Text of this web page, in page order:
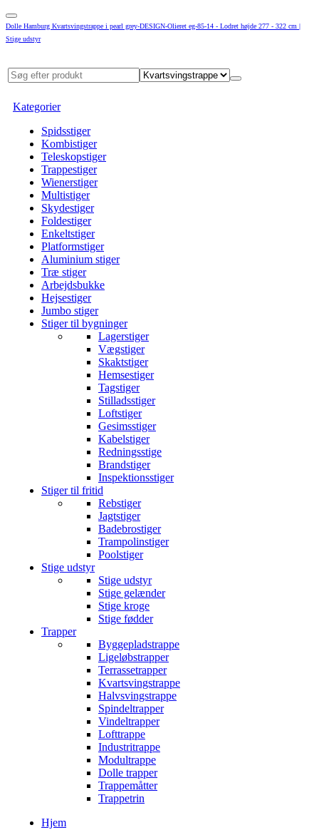
Dolle Hamburg Kvartsvingstrappe i pearl grey-DESIGN-Olieret eg-85-14 - Lodret højde 277 - 322 cm |
Stige udstyr
Kategorier
Spidsstiger
Kombistiger
Teleskopstiger
Trappestiger
Wienerstiger
Multistiger
Skydestiger
Foldestiger
Enkeltstiger
Platformstiger
Aluminium stiger
Træ stiger
Arbejdsbukke
Hejsestiger
Jumbo stiger
Stiger til bygninger
Lagerstiger
Vægstiger
Skaktstiger
Hemsestiger
Tagstiger
Stilladsstiger
Loftstiger
Gesimsstiger
Kabelstiger
Redningsstige
Brandstiger
Inspektionsstiger
Stiger til fritid
Rebstiger
Jagtstiger
Badebrostiger
Trampolinstiger
Poolstiger
Stige udstyr
Stige udstyr
Stige gelænder
Stige kroge
Stige fødder
Trapper
Byggepladstrappe
Ligeløbstrapper
Terrassetrapper
Kvartsvingstrappe
Halvsvingstrappe
Spindeltrapper
Vindeltrapper
Lofttrappe
Industritrappe
Modultrappe
Dolle trapper
Trappemåtter
Trappetrin
Hjem